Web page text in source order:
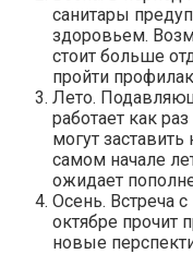
санитары
здоровьем.
стоит больше
пройти
Лето.
работает как
могут
самом начале
ожидает
Осень. Встреча
октябре прочит
новые